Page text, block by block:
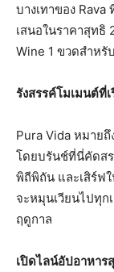
บางเทาของ
เสนอในราคาสุทธิ
Wine 1 ขวดสำหรั
รังสรรค์โมเมนต์ที่
Pura Vida หมาย
โดยบรันช์ที่นี่คัดสร
พิถีพิถัน และเสิร์ฟ
จะหมุนเวียนไปทุก
ฤดูกาล
เปิดไลน์อัปอาหา